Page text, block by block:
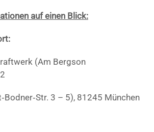
auf einen Blick:
(Am Bergson
3 – 5), 81245 München